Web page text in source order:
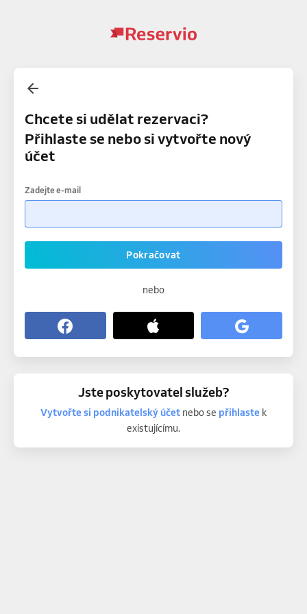
Chcete si udělat rezervaci?
Přihlaste se nebo si vytvořte nový
účet
Zadejte e-mail
Pokračovat
nebo
Jste poskytovatel služeb?
Vytvořte si podnikatelský účetnebo se přihlastek
existujícímu.